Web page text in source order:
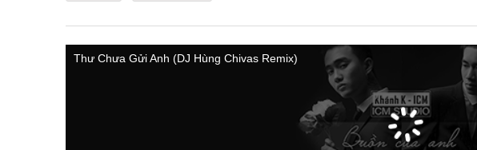
Thư Chưa Gửi Anh (DJ Hùng Chivas Remix)